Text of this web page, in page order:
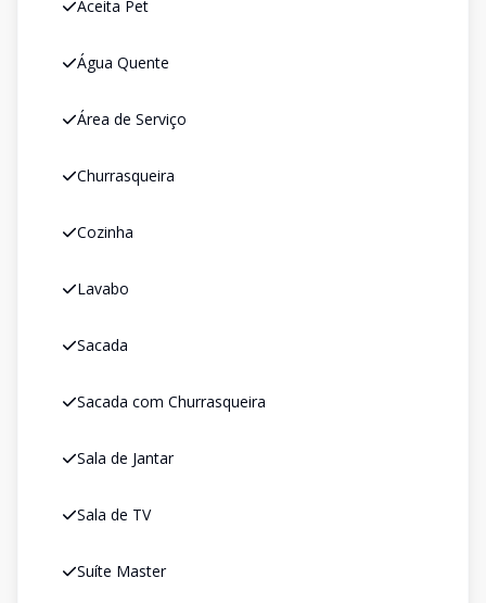
Aceita Pet
Água Quente
Área de Serviço
Churrasqueira
Cozinha
Lavabo
Sacada
Sacada com Churrasqueira
Sala de Jantar
Sala de TV
Suíte Master